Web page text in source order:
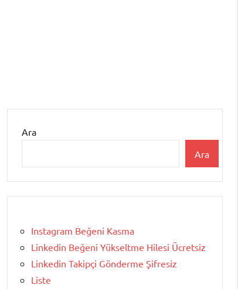
Ara
Ara
Instagram Beğeni Kasma
Linkedin Beğeni Yükseltme Hilesi Ücretsiz
Linkedin Takipçi Gönderme Şifresiz
Liste